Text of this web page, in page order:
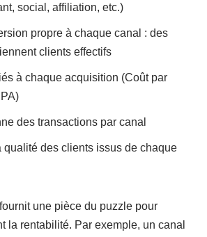
social, affiliation, etc.)
propre à chaque canal : des
clients effectifs
à chaque acquisition (Coût par
des transactions par canal
qualité des clients issus de chaque
une pièce du puzzle pour
la rentabilité. Par exemple, un canal